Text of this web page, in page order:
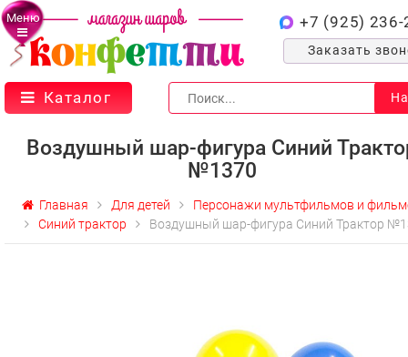
Меню +7 (925) 236-
Заказать
Каталог
Воздушный шар-фигура Синий
№1370
Главная Для детей
Персонажи мультфильмов и
Синий трактор
Воздушный шар-фигура Синий Трактор